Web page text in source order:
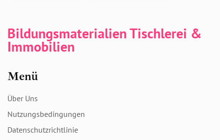
Bildungsmaterialien Tischlerei &
Immobilien
Menü
Über Uns
Nutzungsbedingungen
Datenschutzrichtlinie